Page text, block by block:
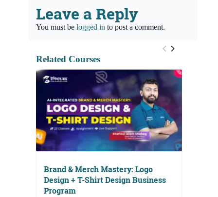
Leave a Reply
You must be logged in to post a comment.
Related Courses
Brand & Merch Mastery: Logo
Design + T-Shirt Design Business
Program